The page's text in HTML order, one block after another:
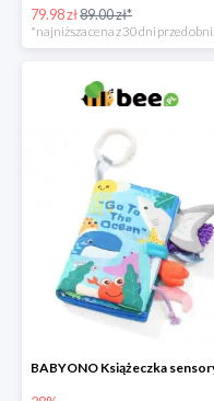
79.98 zł89.00 zł*